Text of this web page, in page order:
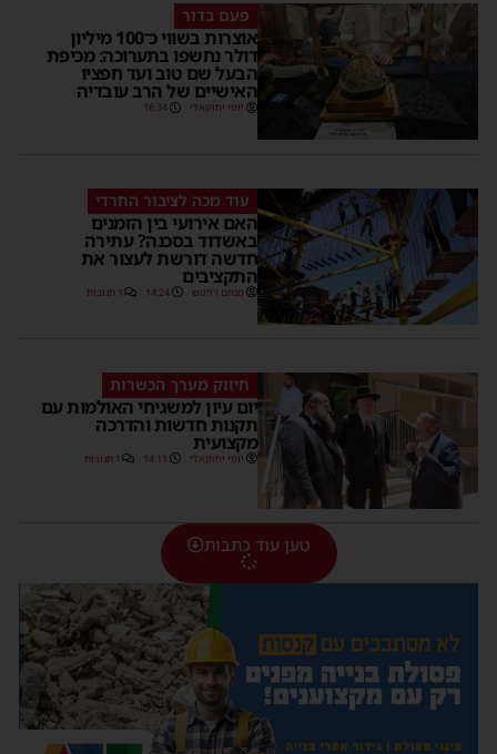
פעם בדור
אוצרות בשווי כ־100 מיליון
דולר נחשפו בתערוכה: מכיפת
הבעל שם טוב ועד חפציו
האישיים של הרב עובדיה
יוסי יחזקאלי 16:34
עוד מכה לציבור החרדי
האם אירועי בין הזמנים
באשדוד בסכנה? עתירה
חדשה דורשת לעצור את
התקציבים
מנחם דויטש 14:24 1 תגובות
חיזוק מערך הכשרות
יום עיון למשגיחי האולמות עם
תקנות חדשות והדרכה
מקצועית
יוסי יחזקאלי 14:11 1 תגובות
טען עוד כתבות